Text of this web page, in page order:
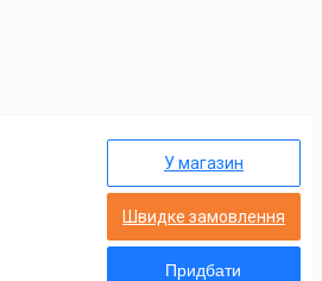
У магазин
Швидке замовлення
Придбати